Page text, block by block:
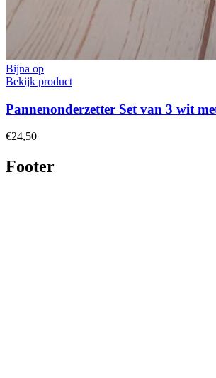
Bijna op
Bekijk product
Pannenonderzetter Set van 3 wit
€24,50
Footer